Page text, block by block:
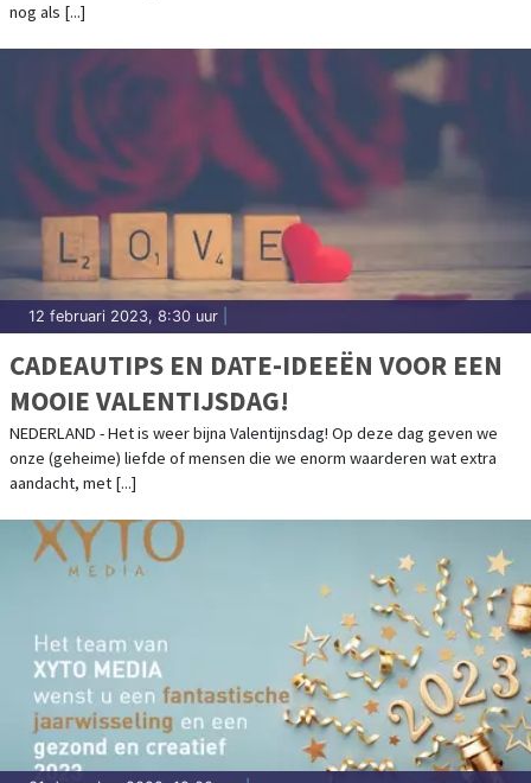
nog als [...]
12 februari 2023, 8:30 uur
CADEAUTIPS EN DATE-IDEEËN VOOR EEN
MOOIE VALENTIJSDAG!
NEDERLAND - Het is weer bijna Valentijnsdag! Op deze dag geven we
onze (geheime) liefde of mensen die we enorm waarderen wat extra
aandacht, met [...]